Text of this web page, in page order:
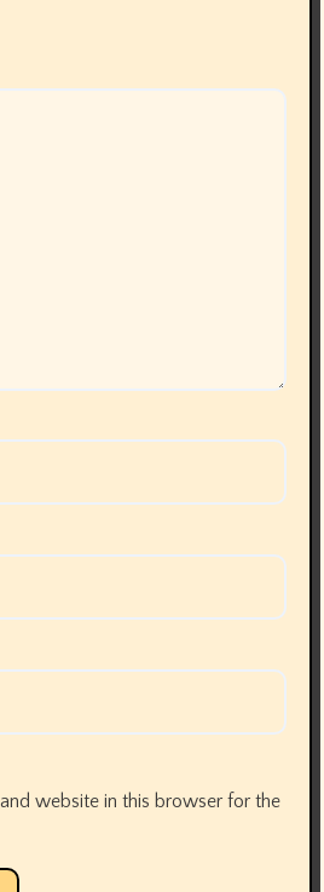
website in this browser for the